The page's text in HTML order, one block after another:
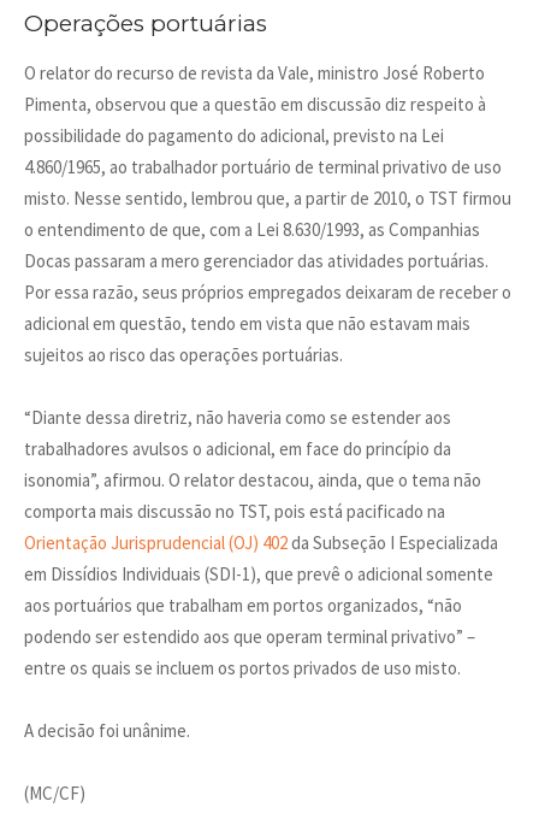
Operações portuárias
O relator do recurso de revista da Vale, ministro José Roberto
Pimenta, observou que a questão em discussão diz respeito à
possibilidade do pagamento do adicional, previsto na Lei
4.860/1965, ao trabalhador portuário de terminal privativo de uso
misto. Nesse sentido, lembrou que, a partir de 2010, o TST firmou
o entendimento de que, com a Lei 8.630/1993, as Companhias
Docas passaram a mero gerenciador das atividades portuárias.
Por essa razão, seus próprios empregados deixaram de receber o
adicional em questão, tendo em vista que não estavam mais
sujeitos ao risco das operações portuárias.
“Diante dessa diretriz, não haveria como se estender aos
trabalhadores avulsos o adicional, em face do princípio da
isonomia”, afirmou. O relator destacou, ainda, que o tema não
comporta mais discussão no TST, pois está pacificado na
Orientação Jurisprudencial (OJ) 402da Subseção I Especializada
em Dissídios Individuais (SDI-1), que prevê o adicional somente
aos portuários que trabalham em portos organizados, “não
podendo ser estendido aos que operam terminal privativo” –
entre os quais se incluem os portos privados de uso misto.
A decisão foi unânime.
(MC/CF)